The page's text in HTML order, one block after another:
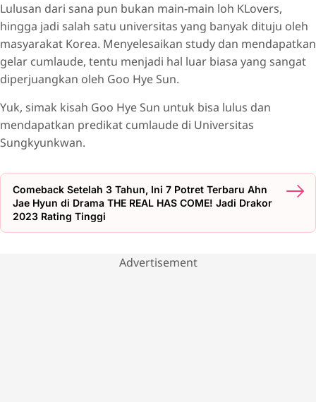
Lulusan dari sana pun bukan main-main loh KLovers,
hingga jadi salah satu universitas yang banyak dituju oleh
masyarakat Korea. Menyelesaikan study dan mendapatkan
gelar cumlaude, tentu menjadi hal luar biasa yang sangat
diperjuangkan oleh Goo Hye Sun.
Yuk, simak kisah Goo Hye Sun untuk bisa lulus dan
mendapatkan predikat cumlaude di Universitas
Sungkyunkwan.
Comeback Setelah 3 Tahun, Ini 7 Potret Terbaru Ahn
Jae Hyun di Drama THE REAL HAS COME! Jadi Drakor
2023 Rating Tinggi
Advertisement